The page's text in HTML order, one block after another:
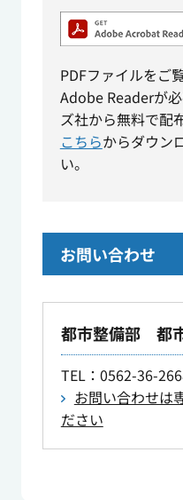
PDFファイルをご
Adobe Readerが
ズ社から無料で配
こちらからダウン
い。
お問い合わせ
都市整備部 都
TEL：0562-36-
お問い合わせは
ださい